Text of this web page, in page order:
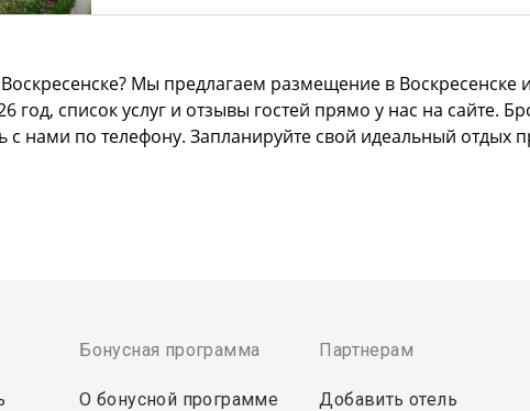
Мы предлагаем размещение в Воскресенске
список услуг и отзывы гостей прямо у нас на сайте.
с нами по телефону. Запланируйте свой идеальный отдых
Бонусная программа
О бонусной программе
Партнерам
Добавить отель